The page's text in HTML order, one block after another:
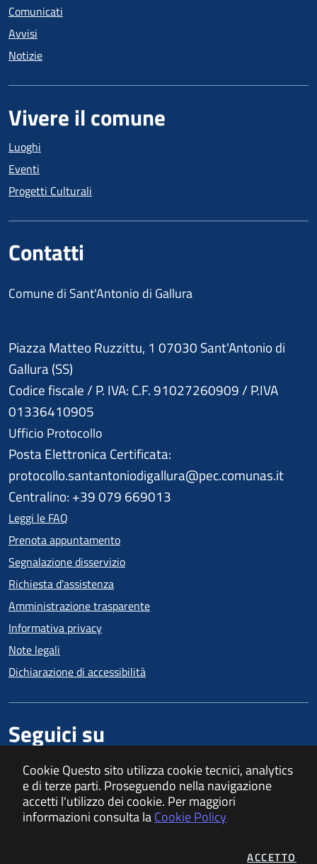
CookieQuesto sito utilizza cookie tecnici, analytics
e di terze parti. Proseguendo nella navigazione
accetti l'utilizzo dei cookie. Per maggiori
informazioni consulta laCookie Policy
ACCETTOI
Comunicati
Avvisi
Notizie
Vivere il comune
Luoghi
Eventi
Progetti Culturali
Contatti
Comune di Sant'Antonio di Gallura
Piazza Matteo Ruzzittu, 1 07030 Sant'Antonio di
Gallura (SS)
Codice fiscale / P. IVA: C.F. 91027260909 / P.IVA
01336410905
Ufficio Protocollo
Posta Elettronica Certificata:
protocollo.santantoniodigallura@pec.comunas.it
Centralino: +39 079 669013
Leggi le FAQ
Prenota appuntamento
Segnalazione disservizio
Richiesta d'assistenza
Amministrazione trasparente
Informativa privacy
Note legali
Dichiarazione di accessibilità
Seguici su
Mappa del sito